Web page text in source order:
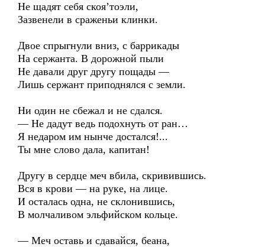
Не щадят себя скоя’тоэли,
Зазвенели в сраженьи клинки.
Двое спрыгнули вниз, с баррикады
На сержанта. В дорожной пыли
Не давали друг другу пощады —
Лишь сержант приподнялся с земли.
Ни один не сбежал и не сдался.
— Не дадут ведь подохнуть от ран…
Я недаром им нынче достался!...
Ты мне слово дала, капитан!
Другу в сердце меч вбила, скривившись.
Вся в крови — на руке, на лице.
И осталась одна, не склонившись,
В молчаливом эльфийском кольце.
— Меч оставь и сдавайся, беана,